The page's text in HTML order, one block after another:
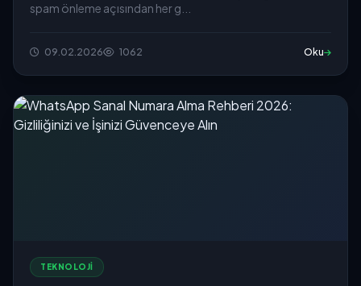
spam önleme açısından her g...
09.02.2026 1062 Oku
TEKNOLOJI